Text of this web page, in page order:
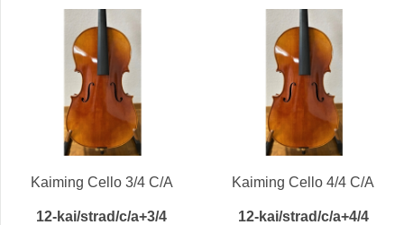
Kaiming Cello 3/4 C/A
12-kai/strad/c/a+3/4
Kaiming Cello 4/4 C/A
12-kai/strad/c/a+4/4